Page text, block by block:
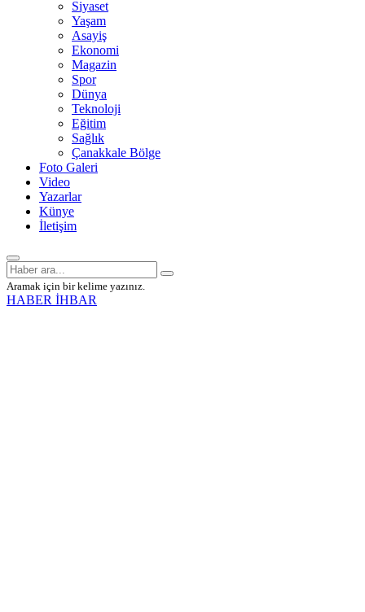
Siyaset
Yaşam
Asayiş
Ekonomi
Magazin
Spor
Dünya
Teknoloji
Eğitim
Sağlık
Çanakkale Bölge
Foto Galeri
Video
Yazarlar
Künye
İletişim
Aramak için bir kelime yazınız.
HABER İHBAR